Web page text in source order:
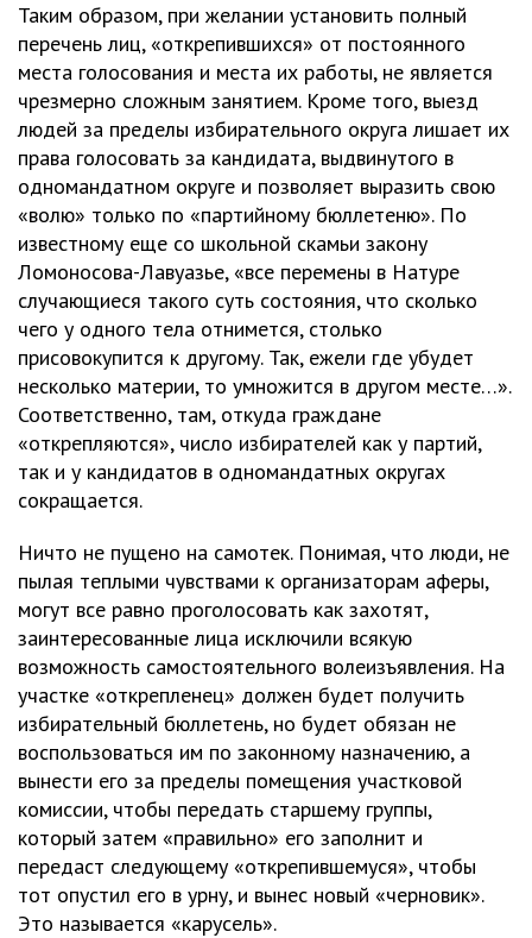
Таким образом, при желании установить полный
перечень лиц, «открепившихся» от постоянного
места голосования и места их работы, не является
чрезмерно сложным занятием. Кроме того, выезд
людей за пределы избирательного округа лишает их
права голосовать за кандидата, выдвинутого в
одномандатном округе и позволяет выразить свою
«волю» только по «партийному бюллетеню». По
известному еще со школьной скамьи закону
Ломоносова-Лавуазье, «все перемены в Натуре
случающиеся такого суть состояния, что сколько
чего у одного тела отнимется, столько
присовокупится к другому. Так, ежели где убудет
несколько материи, то умножится в другом месте…».
Соответственно, там, откуда граждане
«открепляются», число избирателей как у партий,
так и у кандидатов в одномандатных округах
сокращается.
Ничто не пущено на самотек. Понимая, что люди, не
пылая теплыми чувствами к организаторам аферы,
могут все равно проголосовать как захотят,
заинтересованные лица исключили всякую
возможность самостоятельного волеизъявления. На
участке «открепленец» должен будет получить
избирательный бюллетень, но будет обязан не
воспользоваться им по законному назначению, а
вынести его за пределы помещения участковой
комиссии, чтобы передать старшему группы,
который затем «правильно» его заполнит и
передаст следующему «открепившемуся», чтобы
тот опустил его в урну, и вынес новый «черновик».
Это называется «карусель».